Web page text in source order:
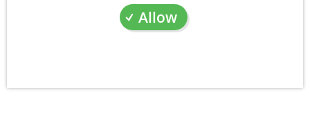
Allow